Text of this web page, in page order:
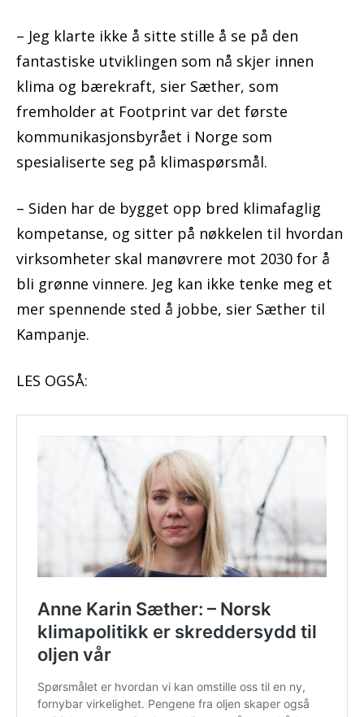
– Jeg klarte ikke å sitte stille å se på den
fantastiske utviklingen som nå skjer innen
klima og bærekraft, sier Sæther, som
fremholder at Footprint var det første
kommunikasjonsbyrået i Norge som
spesialiserte seg på klimaspørsmål.
– Siden har de bygget opp bred klimafaglig
kompetanse, og sitter på nøkkelen til hvordan
virksomheter skal manøvrere mot 2030 for å
bli grønne vinnere. Jeg kan ikke tenke meg et
mer spennende sted å jobbe, sier Sæther til
Kampanje.
LES OGSÅ: